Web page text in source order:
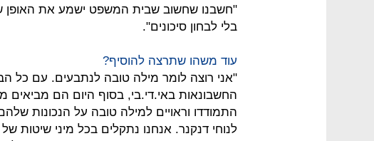
"חשבנו שחשוב שבית המשפט ישמע את האופן
בלי לבחון סיכונים".
עוד משהו שתרצה להוסיף?
"אני רוצה לומר מילה טובה לנתבעים. עם כל
החשבונאות באי.די.בי, בסוף היום הם
התמודדו וראויים למילה טובה על הנכונות
לנוחי דנקנר. אנחנו נתקלים בכל מיני שיטות